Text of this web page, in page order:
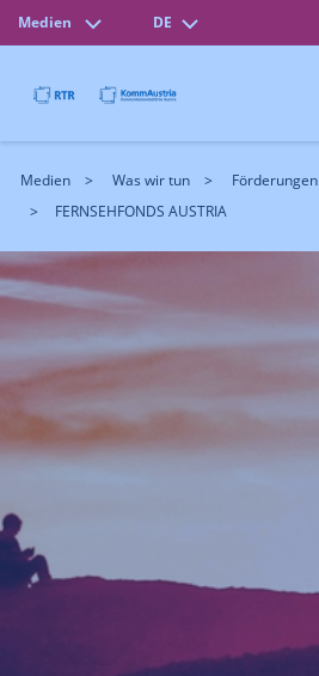
Medien DE
Medien Was wir tun
Förderungen
FERNSEHFONDS AUSTRIA